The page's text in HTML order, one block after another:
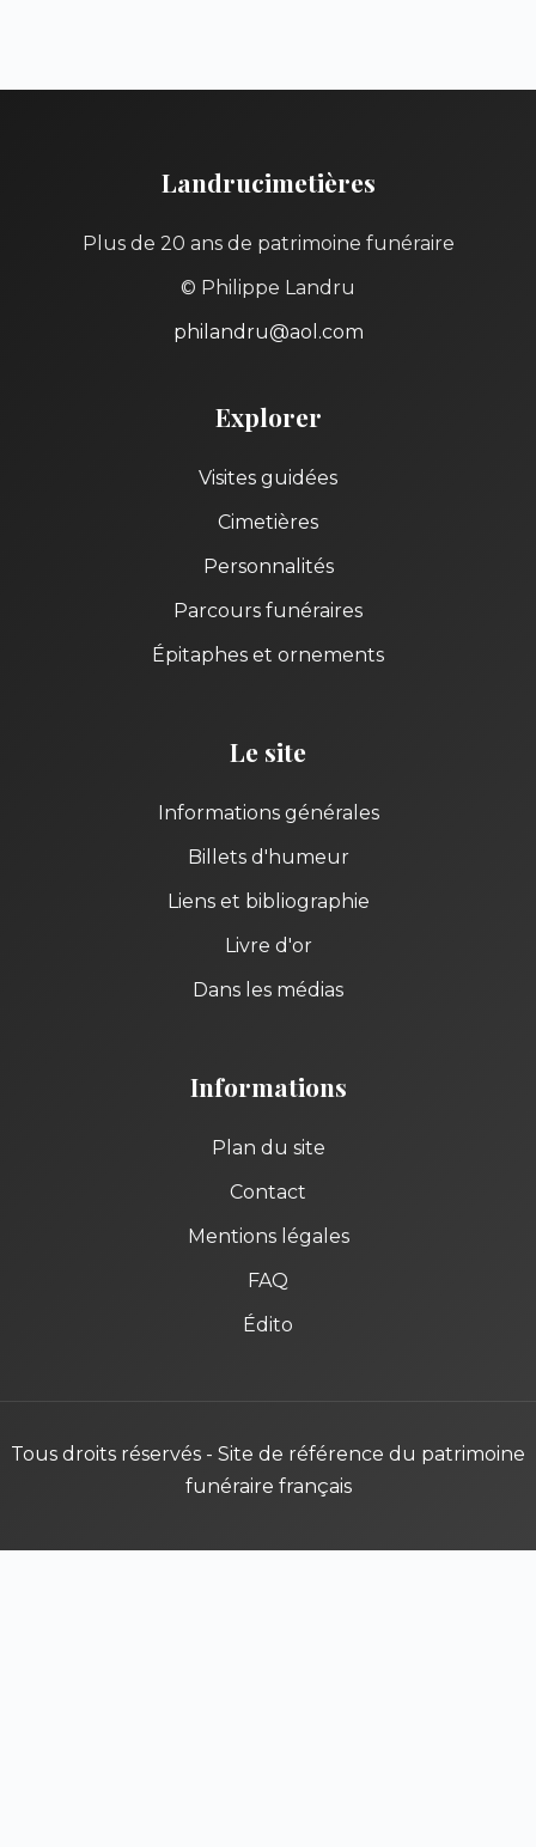
Landrucimetières
Plus de 20 ans de patrimoine funéraire
© Philippe Landru
philandru@aol.com
Explorer
Visites guidées
Cimetières
Personnalités
Parcours funéraires
Épitaphes et ornements
Le site
Informations générales
Billets d'humeur
Liens et bibliographie
Livre d'or
Dans les médias
Informations
Plan du site
Contact
Mentions légales
FAQ
Édito
Tous droits réservés - Site de référence du patrimoine
funéraire français